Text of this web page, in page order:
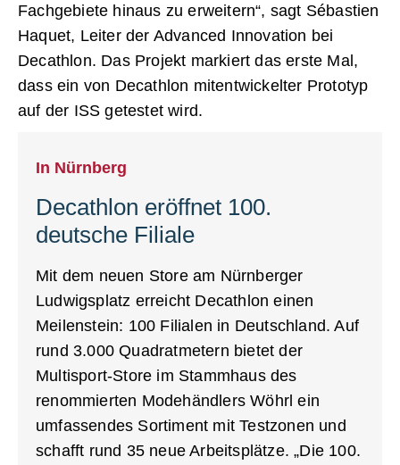
Fachgebiete hinaus zu erweitern“, sagt Sébastien
Haquet, Leiter der Advanced Innovation bei
Decathlon. Das Projekt markiert das erste Mal,
dass ein von Decathlon mitentwickelter Prototyp
auf der ISS getestet wird.
In Nürnberg
Decathlon eröffnet 100.
deutsche Filiale
Mit dem neuen Store am Nürnberger
Ludwigsplatz erreicht Decathlon einen
Meilenstein: 100 Filialen in Deutschland. Auf
rund 3.000 Quadratmetern bietet der
Multisport-Store im Stammhaus des
renommierten Modehändlers Wöhrl ein
umfassendes Sortiment mit Testzonen und
schafft rund 35 neue Arbeitsplätze. „Die 100.